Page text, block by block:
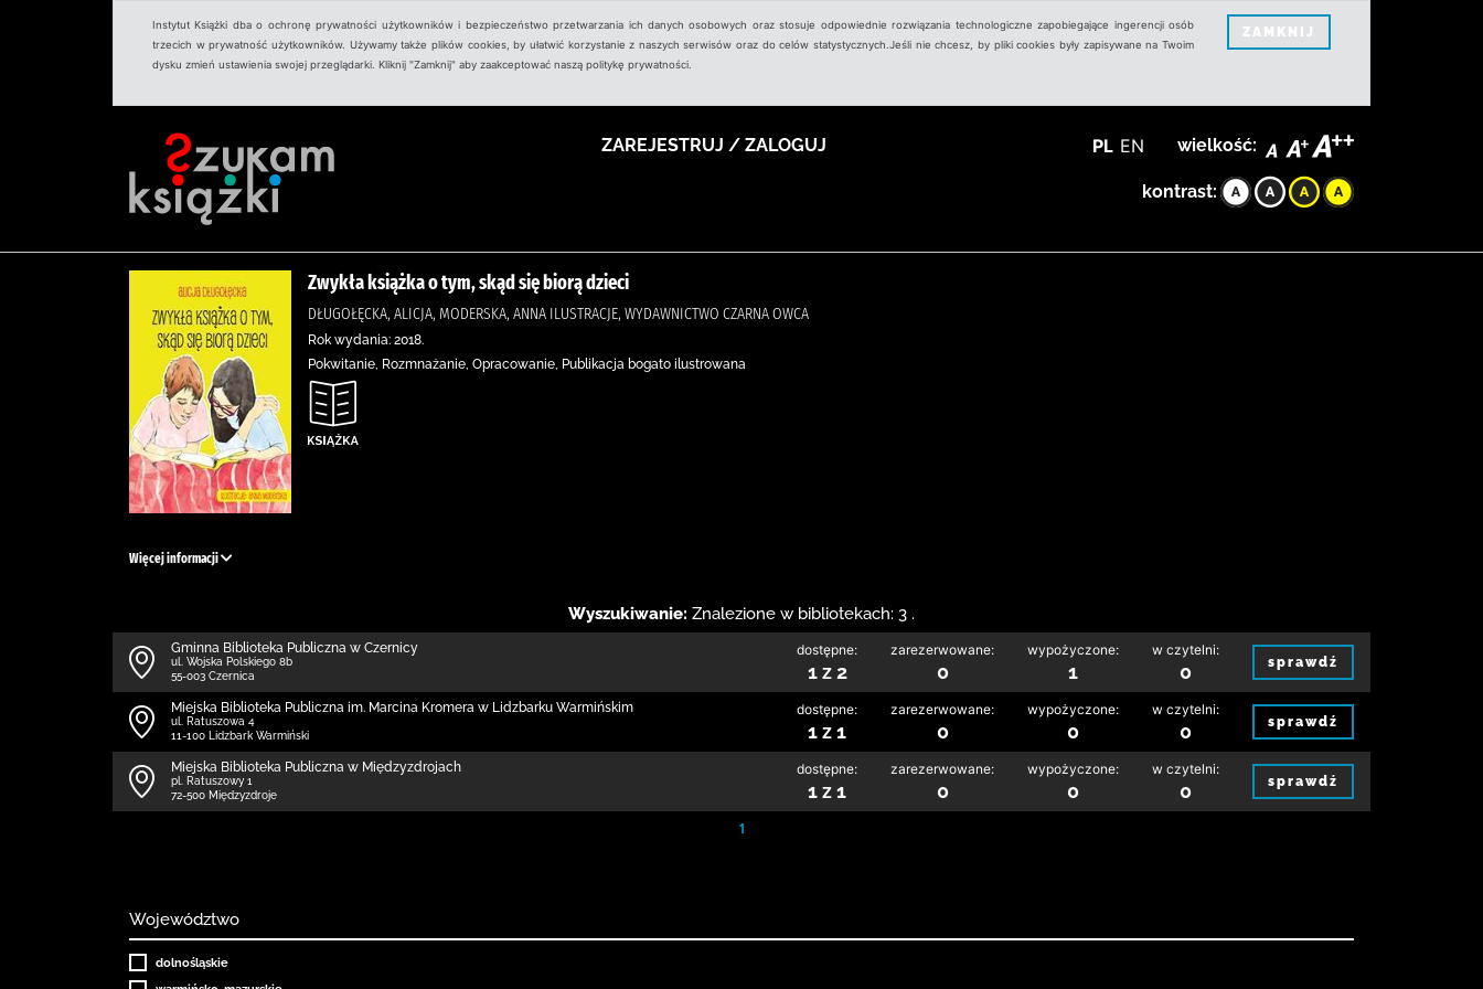
Instytut Książki dba o ochronę prywatności użytkowników i bezpieczeństwo przetwarzania ich danych osobowych oraz stosuje odpowiednie rozwiązania technologiczne zapobiegające ingerencji osób
trzecich w prywatność użytkowników. Używamy także plików cookies, by ułatwić korzystanie z naszych serwisów oraz do celów statystycznych.Jeśli nie chcesz, by pliki cookies były zapisywane na Twoim
dysku zmień ustawienia swojej przeglądarki. Kliknij "Zamknij" aby zaakceptować naszą politykę prywatności.
ZAMKNIJ
ZAREJESTRUJ / ZALOGUJ PL EN wielkość:
kontrast:
Zwykła książka o tym, skąd się biorą dzieci
DŁUGOŁĘCKA, ALICJA, MODERSKA, ANNA ILUSTRACJE, WYDAWNICTWO CZARNA OWCA
Rok wydania: 2018.
Pokwitanie, Rozmnażanie, Opracowanie, Publikacja bogato ilustrowana
Więcej informacji
Wyszukiwanie: Znalezione w bibliotekach: 3 .
Gminna Biblioteka Publiczna w Czernicy
ul. Wojska Polskiego 8b
55-003 Czernica
dostępne:
1 z 2
zarezerwowane:
0
wypożyczone:
1
w czytelni:
0 sprawdź
Miejska Biblioteka Publiczna im. Marcina Kromera w Lidzbarku Warmińskim
ul. Ratuszowa 4
11-100 Lidzbark Warmiński
dostępne:
1 z 1
zarezerwowane:
0
wypożyczone:
0
w czytelni:
0 sprawdź
Miejska Biblioteka Publiczna w Międzyzdrojach
pl. Ratuszowy 1
72-500 Międzyzdroje
dostępne:
1 z 1
zarezerwowane:
0
wypożyczone:
0
w czytelni:
0 sprawdź
1
Województwo
dolnośląskie